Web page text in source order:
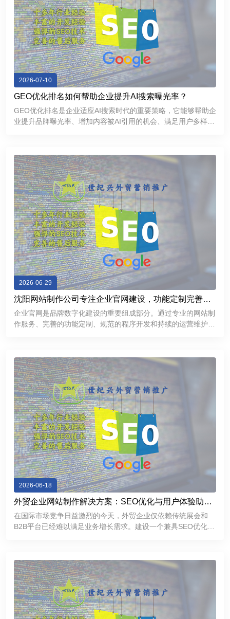
2026-07-10
GEO优化排名如何帮助企业提升AI搜索曝光率？
GEO优化排名是企业适应AI搜索时代的重要策略，它能够帮助企
业提升品牌曝光率、增加内容被AI引用的机会、满足用户多样化
2026-06-29
沈阳网站制作公司专注企业官网建设，功能定制完善，
提升品牌互联网形象
企业官网是品牌数字化建设的重要组成部分。通过专业的网站制
作服务、完善的功能定制、规范的程序开发和持续的运营维护，
持。
2026-06-18
外贸企业网站制作解决方案：SEO优化与用户体验助力
精准获客
在国际市场竞争日益激烈的今天，外贸企业仅依赖传统展会和
B2B平台已经难以满足业务增长需求。建设一个兼具SEO优化能
任感，提高询盘